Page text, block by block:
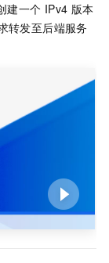
建一个 IPv4 版本
转发至后端服务